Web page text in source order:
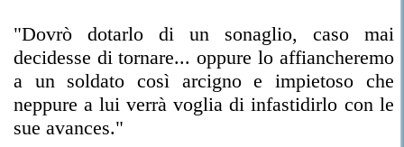
"Dovrò dotarlo di un sonaglio, caso mai
decidesse di tornare... oppure lo affiancheremo
a un soldato così arcigno e impietoso che
neppure a lui verrà voglia di infastidirlo con le
sue avances."